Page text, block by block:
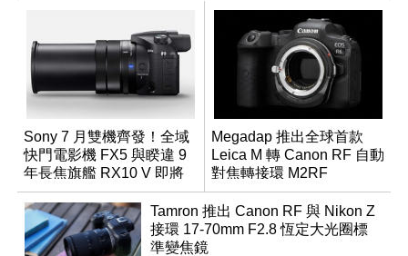
Sony 7 月雙機齊發！全域
快門電影機 FX5 與睽違 9
年長焦旗艦 RX10 V 即將
登場
Megadap 推出全球首款
Leica M 轉 Canon RF 自動
對焦轉接環 M2RF
Tamron 推出 Canon RF 與 Nikon Z
接環 17-70mm F2.8 恆定大光圈標
準變焦鏡